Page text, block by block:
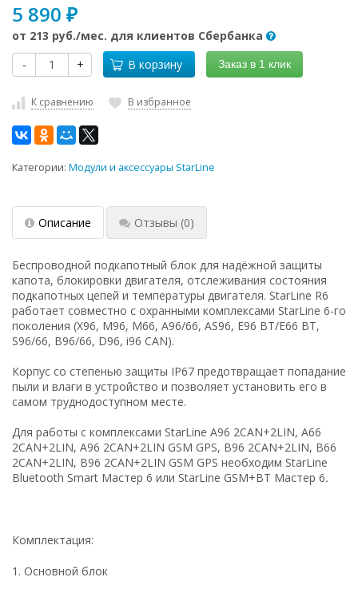
5 890 ₽
от 213 руб./мес. для клиентов Сбербанка
-
+ В корзину Заказ в 1 клик
К сравнению В избранное
Категории: Модули и аксессуары StarLine
Описание Отзывы (0)
Беспроводной подкапотный блок для надёжной защиты
капота, блокировки двигателя, отслеживания состояния
подкапотных цепей и температуры двигателя. StarLine R6
работает совместно с охранными комплексами StarLine 6-го
поколения (X96, M96, М66, А96/66, AS96, Е96 BT/E66 BT,
S96/66, В96/66, D96, i96 CAN).
Корпус со степенью защиты IP67 предотвращает попадание
пыли и влаги в устройство и позволяет установить его в
самом труднодоступном месте.
Для работы с комплексами StarLine A96 2CAN+2LIN, A66
2CAN+2LIN, A96 2CAN+2LIN GSM GPS, B96 2CAN+2LIN, B66
2CAN+2LIN, B96 2CAN+2LIN GSM GPS необходим StarLine
Bluetooth Smart Мастер 6 или StarLine GSM+BT Мастер 6.
Комплектация:
1. Основной блок